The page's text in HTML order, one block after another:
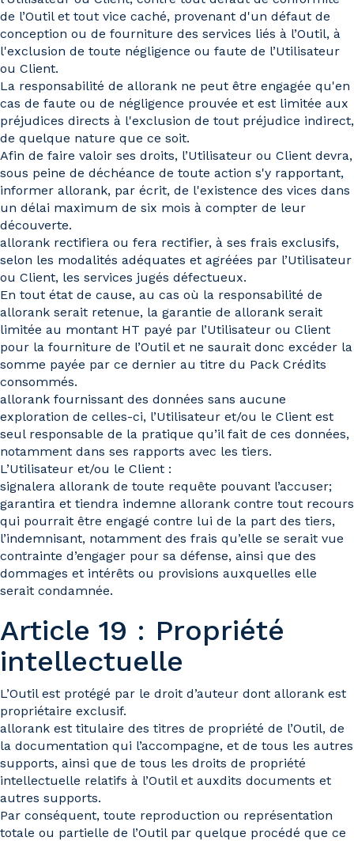
de l’Outil et tout vice caché, provenant d'un défaut de
conception ou de fourniture des services liés à l’Outil, à
l'exclusion de toute négligence ou faute de l’Utilisateur
ou Client.
La responsabilité de allorank ne peut être engagée qu'en
cas de faute ou de négligence prouvée et est limitée aux
préjudices directs à l'exclusion de tout préjudice indirect,
de quelque nature que ce soit.
Afin de faire valoir ses droits, l’Utilisateur ou Client devra,
sous peine de déchéance de toute action s'y rapportant,
informer allorank, par écrit, de l'existence des vices dans
un délai maximum de six mois à compter de leur
découverte.
allorank rectifiera ou fera rectifier, à ses frais exclusifs,
selon les modalités adéquates et agréées par l’Utilisateur
ou Client, les services jugés défectueux.
En tout état de cause, au cas où la responsabilité de
allorank serait retenue, la garantie de allorank serait
limitée au montant HT payé par l’Utilisateur ou Client
pour la fourniture de l’Outil et ne saurait donc excéder la
somme payée par ce dernier au titre du Pack Crédits
consommés.
allorank fournissant des données sans aucune
exploration de celles-ci, l’Utilisateur et/ou le Client est
seul responsable de la pratique qu’il fait de ces données,
notamment dans ses rapports avec les tiers.
L’Utilisateur et/ou le Client :
signalera allorank de toute requête pouvant l’accuser;
garantira et tiendra indemne allorank contre tout recours
qui pourrait être engagé contre lui de la part des tiers,
l’indemnisant, notamment des frais qu’elle se serait vue
contrainte d’engager pour sa défense, ainsi que des
dommages et intérêts ou provisions auxquelles elle
serait condamnée.
Article 19 : Propriété
intellectuelle
L’Outil est protégé par le droit d’auteur dont allorank est
propriétaire exclusif.
allorank est titulaire des titres de propriété de l’Outil, de
la documentation qui l’accompagne, et de tous les autres
supports, ainsi que de tous les droits de propriété
intellectuelle relatifs à l’Outil et auxdits documents et
autres supports.
Par conséquent, toute reproduction ou représentation
totale ou partielle de l’Outil par quelque procédé que ce